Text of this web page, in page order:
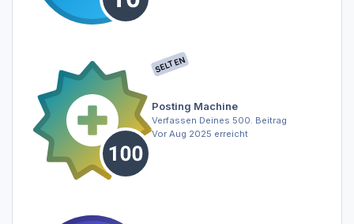
SELTEN
Posting Machine
Verfassen Deines 500. Beitrag
Vor Aug 2025 erreicht